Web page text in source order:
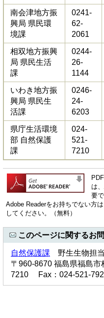
南会津地方振
興局 県民環
境課
0241-
62-
2061
相双地方振興
局 県民生活
課
0244-
26-
1144
いわき地方振
興局 県民生
活課
0246-
24-
6203
県庁生活環境
部 自然保護
課
024-
521-
7210
は
要で
Adobe Readerをお持ちでない方
してください。（無料）
このページに関するお
自然保護課 野生生物担当
〒960-8670 福島県福島
7210 Fax：024-521-